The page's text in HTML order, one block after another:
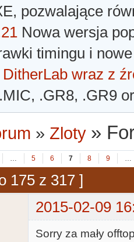
pozwalające
Nowa wersja
timingu i
wraz z
.GR8, .GR9
» Zloty »
… 5 6 7 8 9 …
175 z 317 ]
2015-02-09
Sorry za mały